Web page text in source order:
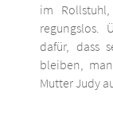
im
regungslos.
dafür, dass
bleiben,
Mutter Judy